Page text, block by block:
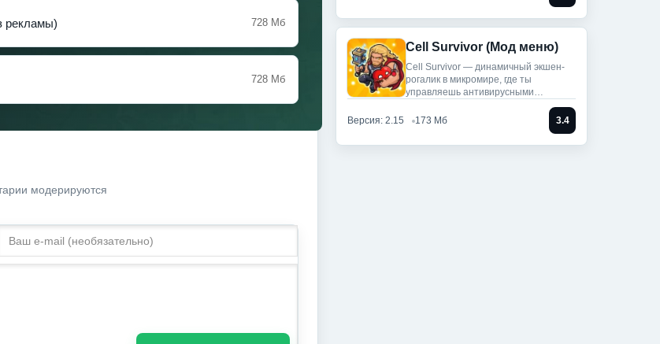
рекламы) 728 Мб
728 Мб
модерируются
Cell Survivor (Мод меню)
Cell Survivor — динамичный экшен-
рогалик в микромире, где ты
управляешь антивирусными
Версия: 2.15
173 Мб 3.4